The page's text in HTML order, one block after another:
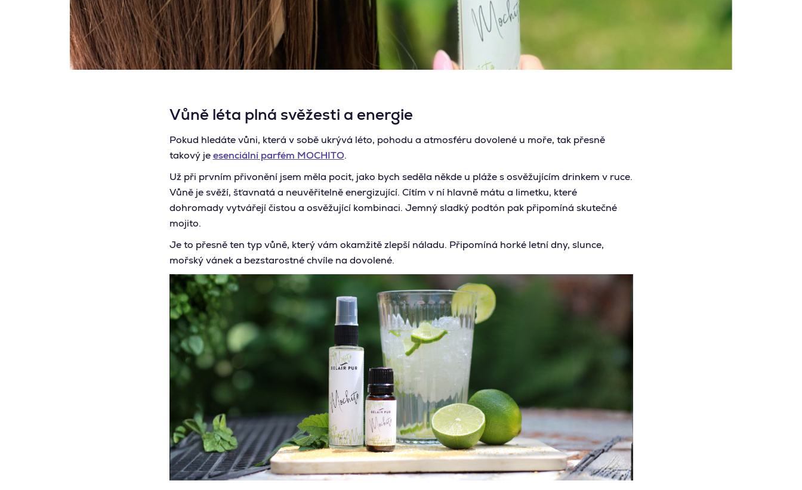
Vůně léta plná svěžesti a energie
Pokud hledáte vůni, která v sobě ukrývá léto, pohodu a atmosféru dovolené u moře, tak přesně
takový jeesenciální parfém MOCHITO.
Už při prvním přivonění jsem měla pocit, jako bych seděla někde u pláže s osvěžujícím drinkem v ruce.
Vůně je svěží, šťavnatá a neuvěřitelně energizující. Cítím v ní hlavně mátu a limetku, které
dohromady vytvářejí čistou a osvěžující kombinaci. Jemný sladký podtón pak připomíná skutečné
mojito.
Je to přesně ten typ vůně, který vám okamžitě zlepší náladu. Připomíná horké letní dny, slunce,
mořský vánek a bezstarostné chvíle na dovolené.